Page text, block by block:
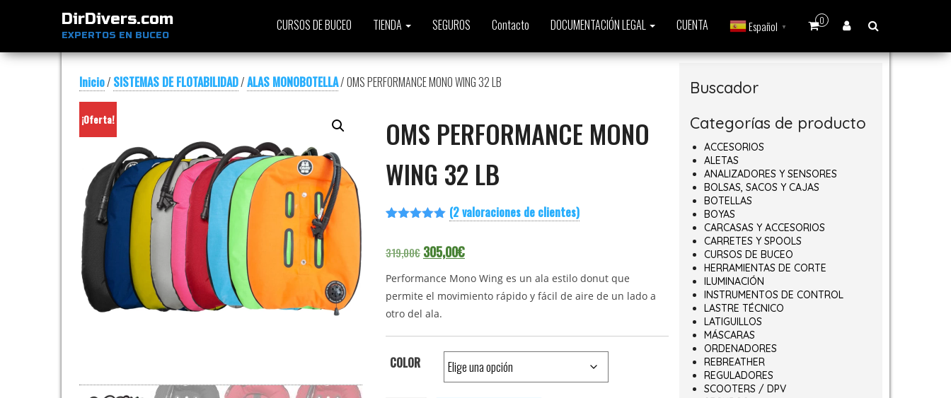
DirDivers.com
EXPERTOS EN BUCEO
0
CURSOS DE BUCEO TIENDA SEGUROS Contacto DOCUMENTACIÓN LEGAL CUENTA Español ▼
Inicio/ SISTEMAS DE FLOTABILIDAD/ALAS MONOBOTELLA/ OMS PERFORMANCE MONO WING 32 LB
¡Oferta!
OMS PERFORMANCE MONO
WING 32 LB
5 en base
valoracione
s de
clientes
(2valoraciones de clientes)
319,00€ El precio original era: 319,00€.
305,00€El precio actual es: 305,00€.
Performance Mono Wing es un ala estilo donut que
permite el movimiento rápido y fácil de aire de un lado a
otro del ala.
COLOR
Buscador
Categorías de producto
ACCESORIOS
ALETAS
ANALIZADORES Y SENSORES
BOLSAS, SACOS Y CAJAS
BOTELLAS
BOYAS
CARCASAS Y ACCESORIOS
CARRETES Y SPOOLS
CURSOS DE BUCEO
HERRAMIENTAS DE CORTE
ILUMINACIÓN
INSTRUMENTOS DE CONTROL
LASTRE TÉCNICO
LATIGUILLOS
MÁSCARAS
ORDENADORES
REBREATHER
REGULADORES
SCOOTERS / DPV